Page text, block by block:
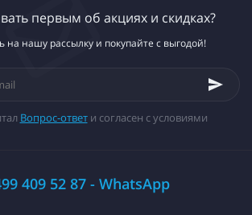
первым об акциях и скидках?
на нашу рассылку и покупайте с выгодой!
Вопрос-ответи согласен с условиями
409 52 87 - WhatsApp